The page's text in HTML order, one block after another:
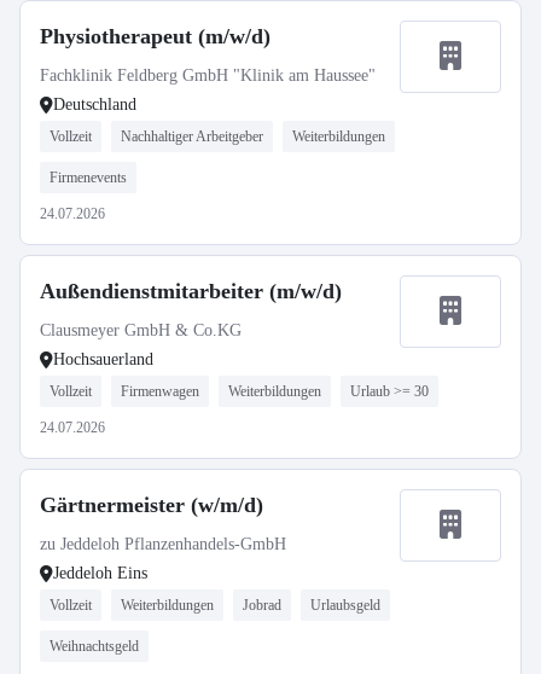
Physiotherapeut (m/w/d)
Fachklinik Feldberg GmbH "Klinik am Haussee"
Deutschland
Vollzeit Nachhaltiger Arbeitgeber Weiterbildungen
Firmenevents
24.07.2026
Außendienstmitarbeiter (m/w/d)
Clausmeyer GmbH & Co.KG
Hochsauerland
Vollzeit Firmenwagen Weiterbildungen Urlaub >= 30
24.07.2026
Gärtnermeister (w/m/d)
zu Jeddeloh Pflanzenhandels-GmbH
Jeddeloh Eins
Vollzeit Weiterbildungen Jobrad Urlaubsgeld
Weihnachtsgeld